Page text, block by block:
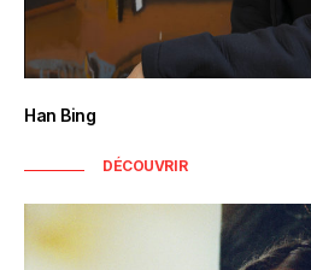
Han Bing
DÉCOUVRIR